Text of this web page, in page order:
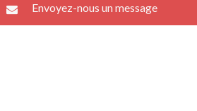
Envoyez-nous un message